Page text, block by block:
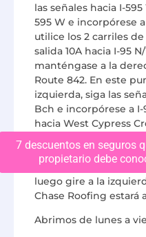
las señales hacia I-
595 W e incorpórese
utilice los 2 carriles
salida 10A hacia I-95
manténgase a la
Route 842. En este
izquierda, siga las
Bch e incorpórese a
hacia West Cypress
incorpórese a NE
gire a la derecha
Por último, gire a la
luego gire a la
Chase Roofing estará
Abrimos de lunes a
7 descuentos en seguros
propietario debe